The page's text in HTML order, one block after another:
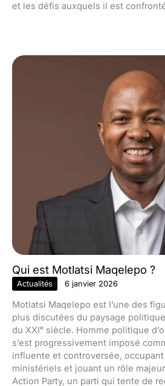
et les défis auxquels il est
Qui est Motlatsi Maqelepo ?
Actualités 6 janvier 2026
Motlatsi Maqelepo est l’une des
plus discutées du paysage
du XXIᵉ siècle. Homme politique
s’est progressivement imposé
influente et controversée,
ministériels et jouant un rôle
Action Party, un parti qui tente de